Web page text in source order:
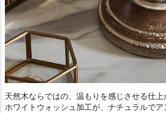
天然木ならではの、温もりを感じさせる仕上
ホワイトウォッシュ加工が、ナチュラルで